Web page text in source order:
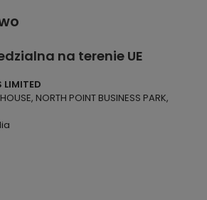
na terenie UE
LIMITED
NORTH POINT BUSINESS PARK,